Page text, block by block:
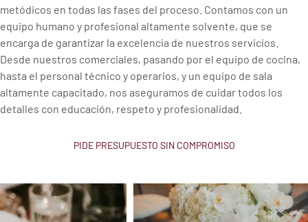
metódicos en todas las fases del proceso. Contamos con un
equipo humano y profesional altamente solvente, que se
encarga de garantizar la excelencia de nuestros servicios.
Desde nuestros comerciales, pasando por el equipo de cocina,
hasta el personal técnico y operarios, y un equipo de sala
altamente capacitado, nos aseguramos de cuidar todos los
detalles con educación, respeto y profesionalidad.
PIDE PRESUPUESTO SIN COMPROMISO